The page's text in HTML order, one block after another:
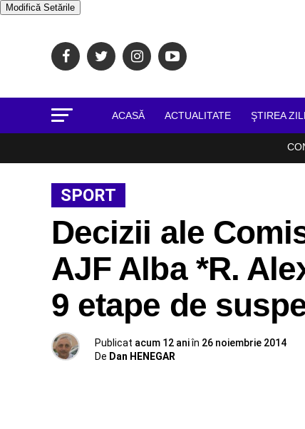
Modifică Setările
ACASĂ ACTUALITATE ŞTIREA
SPORT
Decizii ale
AJF Alba *R.
9 etape de
Publicat acum 12 aniîn 26 noiembrie 2014
De Dan HENEGAR